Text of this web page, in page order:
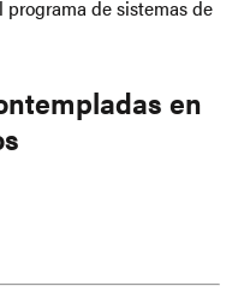
programa de sistemas de
en